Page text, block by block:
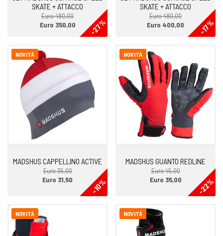
SKATE + ATTACCO
Euro 480,00
-27%
Euro 350,00
SKATE + ATTACCO
Euro 480,00
-17%
Euro 400,00
NOVITÀ
MADSHUS CAPPELLINO ACTIVE
Euro 35,00
-10%
Euro 31,50
NOVITÀ
MADSHUS GUANTO REDLINE
Euro 45,00
-22%
Euro 35,00
NOVITÀ NOVITÀ